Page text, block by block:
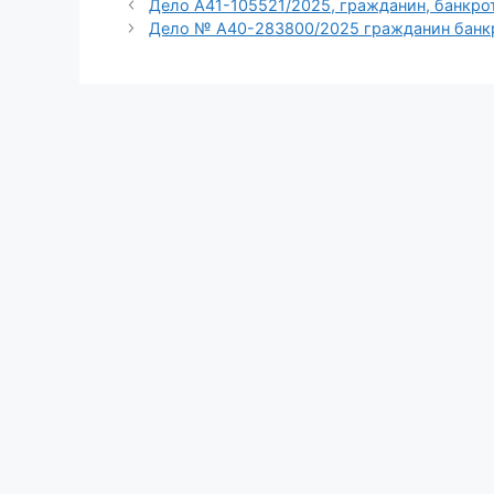
Дело А41-105521/2025, гражданин,
Дело № А40-283800/2025 гражданин